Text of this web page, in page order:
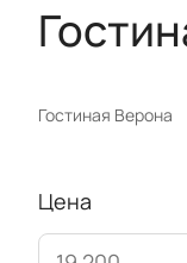
Гостиная Верона
Цена